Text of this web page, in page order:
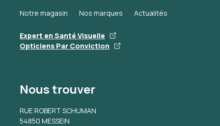
Notre magasin Nos marques Actualités
Expert en Santé Visuelle
Opticiens Par Conviction
Nous trouver
RUE ROBERT SCHUMAN
54850 MESSEIN